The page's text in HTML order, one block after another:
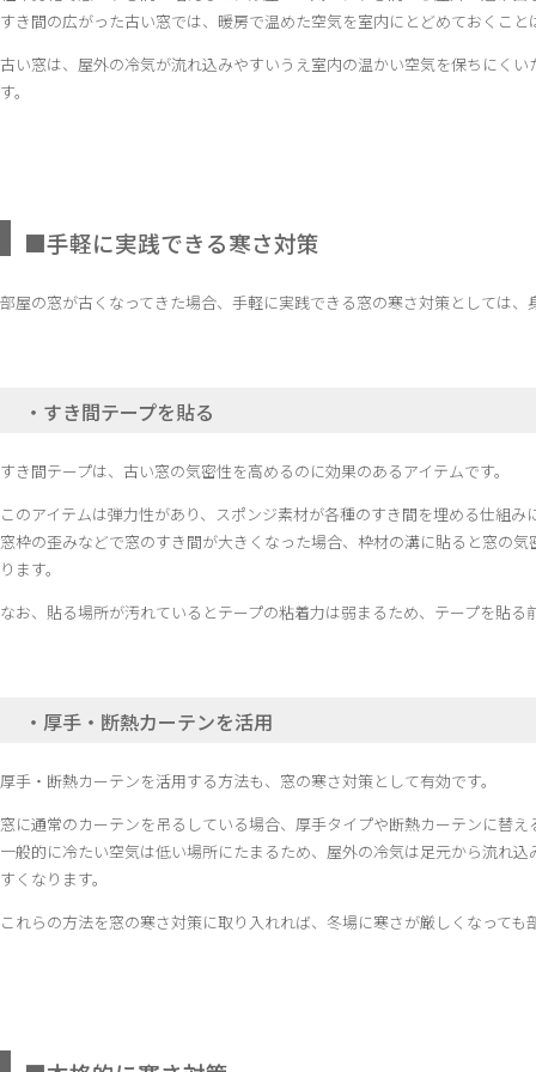
すき間の広がった古い窓では、暖房で温めた空気を室内にとどめておくこと
古い窓は、屋外の冷気が流れ込みやすいうえ室内の温かい空気を保ちにく
す。
■手軽に実践できる寒さ対策
部屋の窓が古くなってきた場合、手軽に実践できる窓の寒さ対策としては
・すき間テープを貼る
すき間テープは、古い窓の気密性を高めるのに効果のあるアイテムです。
このアイテムは弾力性があり、スポンジ素材が各種のすき間を埋める仕組み
窓枠の歪みなどで窓のすき間が大きくなった場合、枠材の溝に貼ると窓の
ります。
なお、貼る場所が汚れているとテープの粘着力は弱まるため、テープを貼
・厚手・断熱カーテンを活用
厚手・断熱カーテンを活用する方法も、窓の寒さ対策として有効です。
窓に通常のカーテンを吊るしている場合、厚手タイプや断熱カーテンに替
一般的に冷たい空気は低い場所にたまるため、屋外の冷気は足元から流れ
すくなります。
これらの方法を窓の寒さ対策に取り入れれば、冬場に寒さが厳しくなって